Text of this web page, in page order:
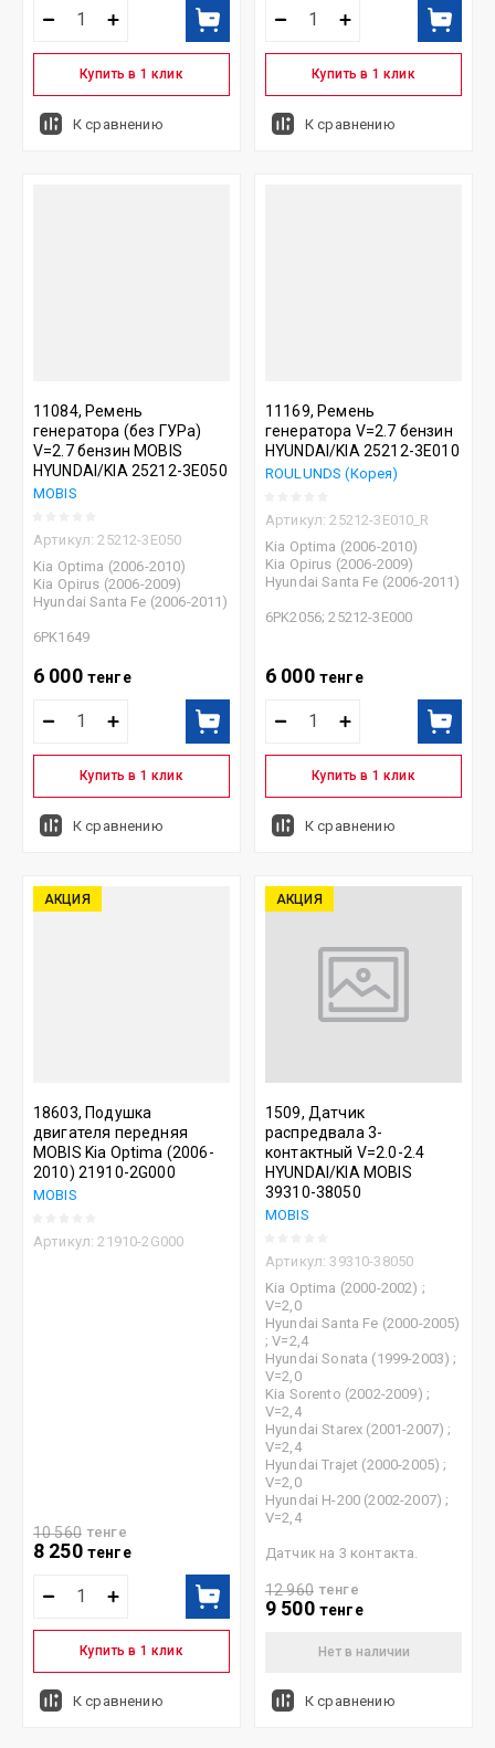
Купить в 1 клик
К сравнению
Купить в 1 клик
К сравнению
11084, Ремень
генератора (без ГУРа)
V=2.7 бензин MOBIS
HYUNDAI/KIA 25212-3E050
MOBIS
Артикул: 25212-3E050
Kia Optima (2006-2010)
Kia Opirus (2006-2009)
Hyundai Santa Fe (2006-2011)
6PK1649
6 000 тенге
Купить в 1 клик
К сравнению
11169, Ремень
генератора V=2.7 бензин
HYUNDAI/KIA 25212-3E010
ROULUNDS (Корея)
Артикул: 25212-3E010_R
Kia Optima (2006-2010)
Kia Opirus (2006-2009)
Hyundai Santa Fe (2006-2011)
6PK2056; 25212-3E000
6 000 тенге
Купить в 1 клик
К сравнению
АКЦИЯ
18603, Подушка
двигателя передняя
MOBIS Kia Optima (2006-
2010) 21910-2G000
MOBIS
Артикул: 21910-2G000
10 560 тенге
8 250 тенге
Купить в 1 клик
К сравнению
АКЦИЯ
1509, Датчик
распредвала 3-
контактный V=2.0-2.4
HYUNDAI/KIA MOBIS
39310-38050
MOBIS
Артикул: 39310-38050
Kia Optima (2000-2002) ;
V=2,0
Hyundai Santa Fe (2000-2005)
; V=2,4
Hyundai Sonata (1999-2003) ;
V=2,0
Kia Sorento (2002-2009) ;
V=2,4
Hyundai Starex (2001-2007) ;
V=2,4
Hyundai Trajet (2000-2005) ;
V=2,0
Hyundai H-200 (2002-2007) ;
V=2,4
Датчик на 3 контакта.
12 960 тенге
9 500 тенге
Нет в наличии
К сравнению